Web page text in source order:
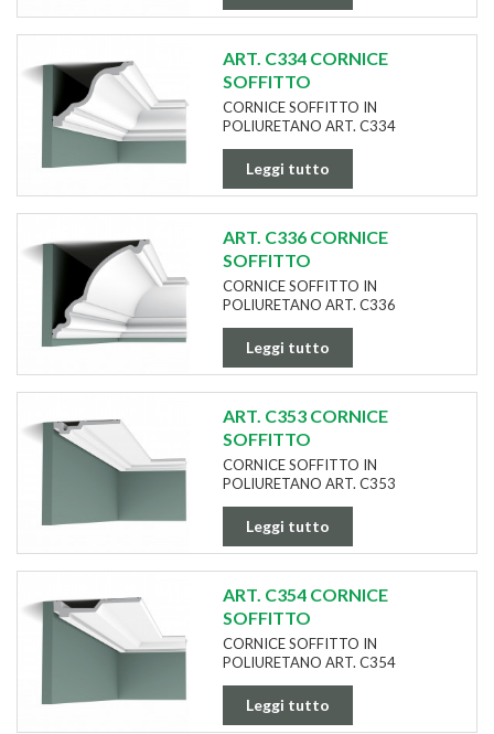
ART. C334 CORNICE
SOFFITTO
CORNICE SOFFITTO IN
POLIURETANO ART. C334
Leggi tutto
ART. C336 CORNICE
SOFFITTO
CORNICE SOFFITTO IN
POLIURETANO ART. C336
Leggi tutto
ART. C353 CORNICE
SOFFITTO
CORNICE SOFFITTO IN
POLIURETANO ART. C353
Leggi tutto
ART. C354 CORNICE
SOFFITTO
CORNICE SOFFITTO IN
POLIURETANO ART. C354
Leggi tutto